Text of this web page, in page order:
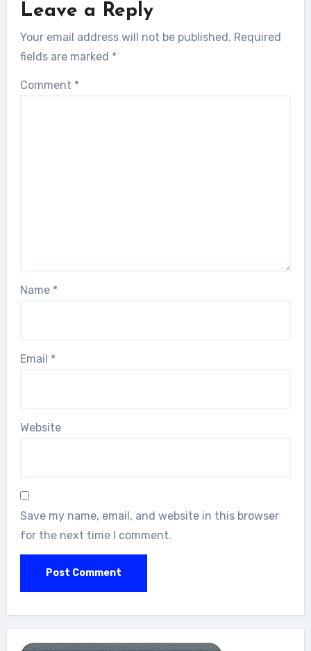
Leave a Reply
Your email address will not be published. Required
fields are marked *
Comment *
Name *
Email *
Website
Save my name, email, and website in this browser
for the next time I comment.